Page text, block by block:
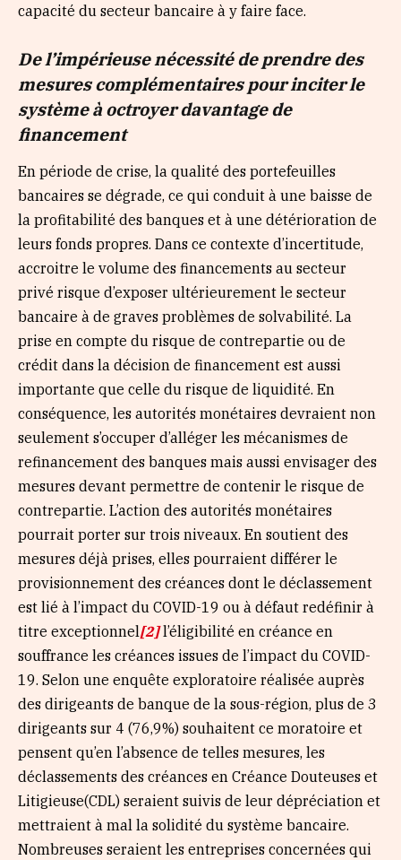
capacité du secteur bancaire à y faire face.
De l’impérieuse nécessité de prendre des
mesures complémentaires pour inciter le
système à octroyer davantage de
financement
En période de crise, la qualité des portefeuilles
bancaires se dégrade, ce qui conduit à une baisse de
la profitabilité des banques et à une détérioration de
leurs fonds propres. Dans ce contexte d’incertitude,
accroitre le volume des financements au secteur
privé risque d’exposer ultérieurement le secteur
bancaire à de graves problèmes de solvabilité. La
prise en compte du risque de contrepartie ou de
crédit dans la décision de financement est aussi
importante que celle du risque de liquidité. En
conséquence, les autorités monétaires devraient non
seulement s’occuper d’alléger les mécanismes de
refinancement des banques mais aussi envisager des
mesures devant permettre de contenir le risque de
contrepartie. L’action des autorités monétaires
pourrait porter sur trois niveaux. En soutient des
mesures déjà prises, elles pourraient différer le
provisionnement des créances dont le déclassement
est lié à l’impact du COVID-19 ou à défaut redéfinir à
titre exceptionnel[2]l’éligibilité en créance en
souffrance les créances issues de l’impact du COVID-
19. Selon une enquête exploratoire réalisée auprès
des dirigeants de banque de la sous-région, plus de 3
dirigeants sur 4 (76,9%) souhaitent ce moratoire et
pensent qu’en l’absence de telles mesures, les
déclassements des créances en Créance Douteuses et
Litigieuse(CDL) seraient suivis de leur dépréciation et
mettraient à mal la solidité du système bancaire.
Nombreuses seraient les entreprises concernées qui